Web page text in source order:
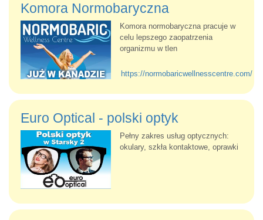
Komora Normobaryczna
Komora normobaryczna pracuje w
celu lepszego zaopatrzenia
organizmu w tlen
https://normobaricwellnesscentre.com/
Euro Optical - polski optyk
Pełny zakres usług optycznych:
okulary, szkła kontaktowe, oprawki